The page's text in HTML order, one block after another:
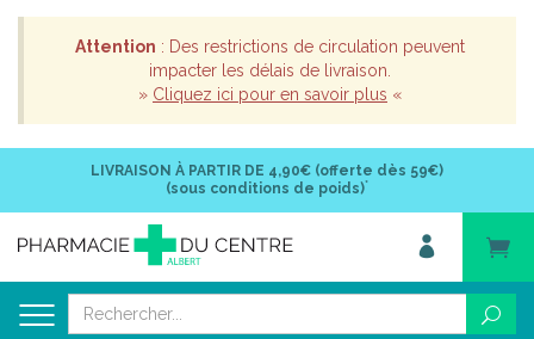
Attention : Des restrictions de circulation peuvent
impacter les délais de livraison.
» Cliquez ici pour en savoir plus «
LIVRAISON À PARTIR DE 4,90€ (offerte dès 59€)
(sous conditions de poids)*